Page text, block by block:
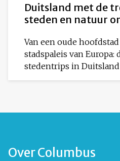
Duitsland met de
steden en natuur
Van een oude
stadspaleis van
stedentrips in Duitsland
Over Columbus